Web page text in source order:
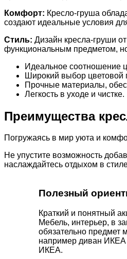
Комфорт: Кресло-груша
создают идеальные условия
Стиль: Дизайн кресла-груши
функциональным предметом,
Идеальное соотношение
Широкий выбор цветовой
Прочные материалы,
Легкость в уходе и чистке.
Преимущества
Погружаясь в мир уюта и
Не упустите возможность
наслаждайтесь отдыхом в
Полезный
Краткий и понятный
Мебель, интерьер, в
обязательно предмет
например диван
ИКЕА.